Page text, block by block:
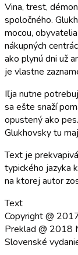
Vina, trest,
spoločného.
mocou,
nákupných
ako plynú dni už
je vlastne
Iľja nutne
sa ešte snaží
opustený ako
Glukhovsky tu
Text je
typického jazyka
na ktorej autor
Text
Copyright @
Preklad @ 2018
Slovenské